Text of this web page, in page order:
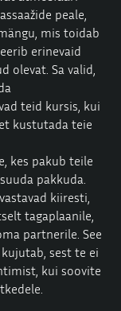
peale,
, mis toidab
erinevaid
olevat. Sa valid,
teid kursis, kui
kustutada teie
kes pakub teile
pakkuda.
kiiresti,
tagaplaanile,
partnerile. See
sest te ei
kui soovite